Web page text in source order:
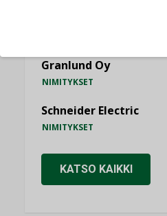
Granlund Oy
NIMITYKSET
Schneider Electric
NIMITYKSET
KATSO KAIKKI